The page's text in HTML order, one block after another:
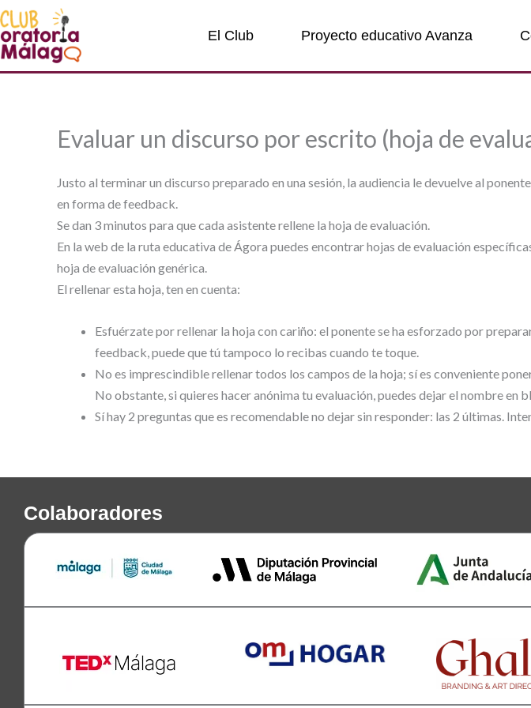
Ir
al
contenido
El Club Proyecto educativo Avanza
Evaluar un discurso por escrito (hoja de
Justo al terminar un discurso preparado en una sesión, la audiencia le devuelve al
en forma de feedback.
Se dan 3 minutos para que cada asistente rellene la hoja de evaluación.
En la web de la ruta educativa de Ágora puedes encontrar hojas de evaluación
hoja de evaluación genérica.
El rellenar esta hoja, ten en cuenta:
Esfuérzate por rellenar la hoja con cariño: el ponente se ha esforzado por
feedback, puede que tú tampoco lo recibas cuando te toque.
No es imprescindible rellenar todos los campos de la hoja; sí es conveniente
No obstante, si quieres hacer anónima tu evaluación, puedes dejar el nombre en
Sí hay 2 preguntas que es recomendable no dejar sin responder: las 2 últimas.
Colaboradores